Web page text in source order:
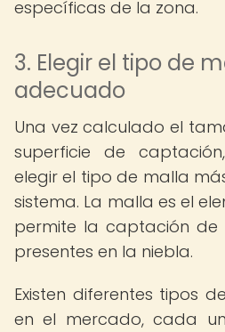
específicas de la zona.
3. Elegir el tipo de
adecuado
Una vez calculado el
superficie de
elegir el tipo de malla
sistema. La malla es el
permite la captación
presentes en la niebla.
Existen diferentes tipos
en el mercado, cada